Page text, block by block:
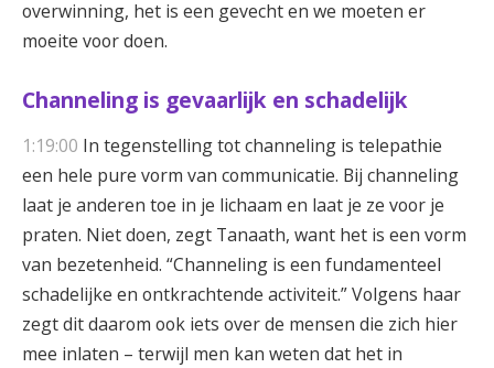
overwinning, het is een gevecht en we moeten er
moeite voor doen.
Channeling is gevaarlijk en schadelijk
1:19:00 In tegenstelling tot channeling is telepathie
een hele pure vorm van communicatie. Bij channeling
laat je anderen toe in je lichaam en laat je ze voor je
praten. Niet doen, zegt Tanaath, want het is een vorm
van bezetenheid. “Channeling is een fundamenteel
schadelijke en ontkrachtende activiteit.” Volgens haar
zegt dit daarom ook iets over de mensen die zich hier
mee inlaten – terwijl men kan weten dat het in